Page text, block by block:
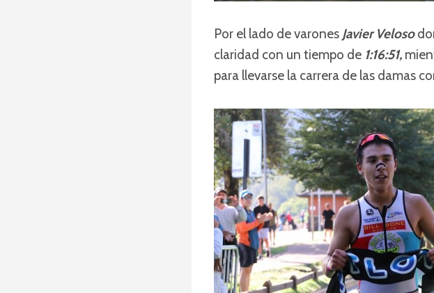
Por el lado de varones Javier Veloso
claridad con un tiempo de 1:16:51,
para llevarse la carrera de las damas